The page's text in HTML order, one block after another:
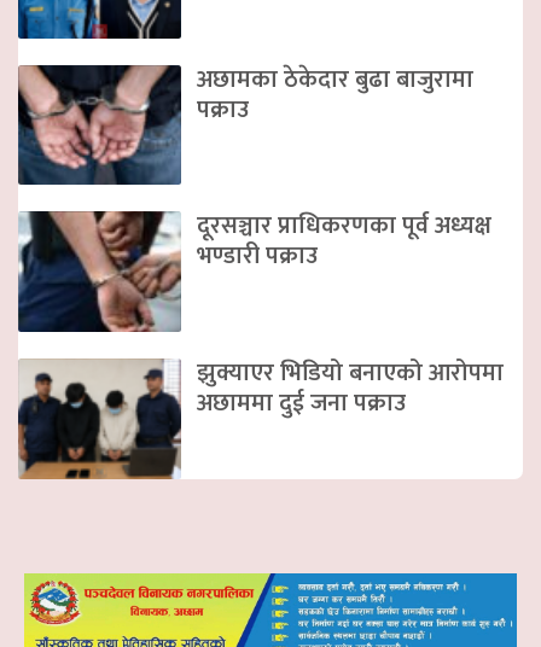
अछामका ठेकेदार बुढा बाजुरामा
पक्राउ
दूरसञ्चार प्राधिकरणका पूर्व अध्यक्ष
भण्डारी पक्राउ
झुक्याएर भिडियो बनाएको आरोपमा
अछाममा दुई जना पक्राउ